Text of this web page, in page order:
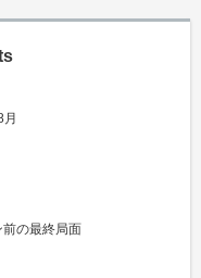
の最終局面